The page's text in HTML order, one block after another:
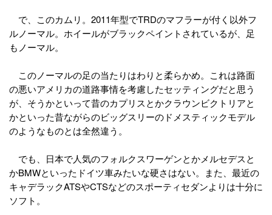
で、このカムリ。2011年型でTRDのマフラーが付く以外フ
ルノーマル。ホイールがブラックペイントされているが、足
もノーマル。
このノーマルの足の当たりはわりと柔らかめ。これは路面
の悪いアメリカの道路事情を考慮したセッティングだと思う
が、そうかといって昔のカプリスとかクラウンビクトリアと
かといった昔ながらのビッグスリーのドメスティックモデル
のようなものとは全然違う。
でも、日本で人気のフォルクスワーゲンとかメルセデスと
かBMWといったドイツ車みたいな硬さはない。また、最近の
キャデラックATSやCTSなどのスポーティセダンよりは十分に
ソフト。